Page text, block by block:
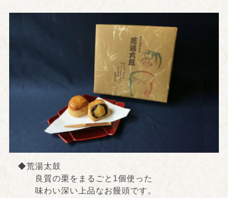
◆荒湯太鼓
良質の栗をまるごと1個使った
味わい深い上品なお饅頭です。